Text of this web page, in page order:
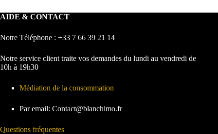
AIDE & CONTACT
Notre Téléphone : +33 7 66 39 21 14
Notre service client traite vos demandes du lundi au vendredi de
10h à 19h30
Médiation de la consommation
Par email: Contact@blanchimo.fr
Questions fréquentes